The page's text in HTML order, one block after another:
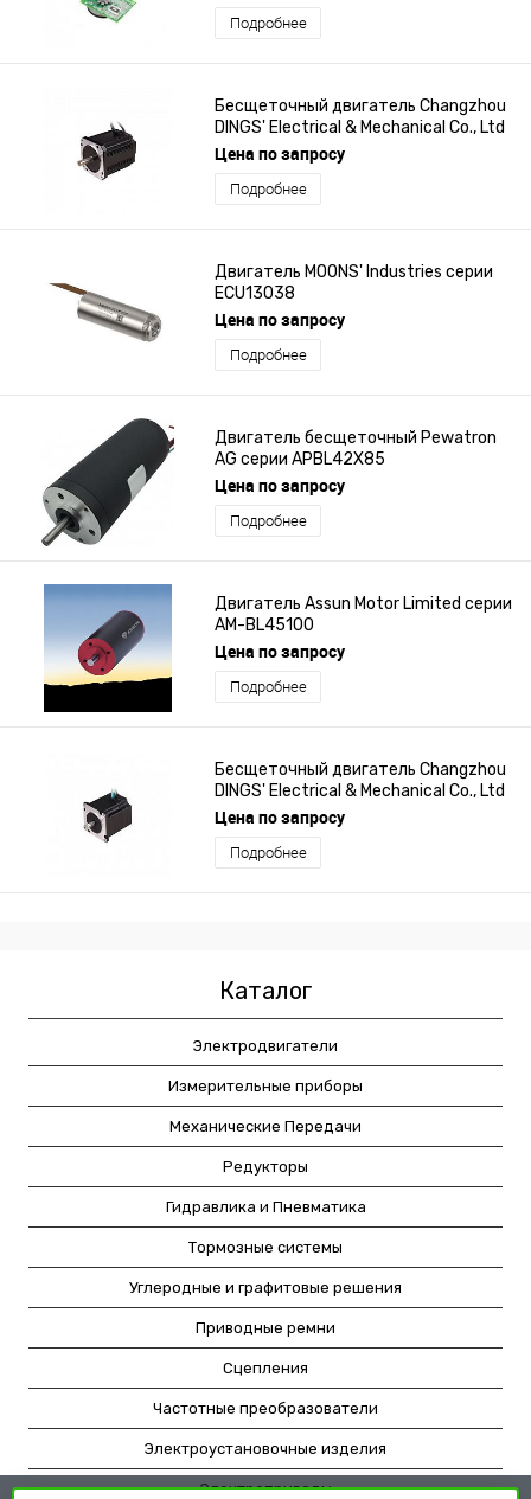
Подробнее
Бесщеточный двигатель Changzhou
DINGS' Electrical & Mechanical Co., Ltd
серии M40Nx
Цена по запросу
Подробнее
Двигатель MOONS' Industries серии
ECU13038
Цена по запросу
Подробнее
Двигатель бесщеточный Pewatron
AG серии APBL42X85
Цена по запросу
Подробнее
Двигатель Assun Motor Limited серии
AM-BL45100
Цена по запросу
Подробнее
Бесщеточный двигатель Changzhou
DINGS' Electrical & Mechanical Co., Ltd
серии M23Nx
Цена по запросу
Подробнее
Каталог
Электродвигатели
Измерительные приборы
Механические Передачи
Редукторы
Гидравлика и Пневматика
Тормозные системы
Углеродные и графитовые решения
Приводные ремни
Сцепления
Частотные преобразователи
Электроустановочные изделия
Электроприводы